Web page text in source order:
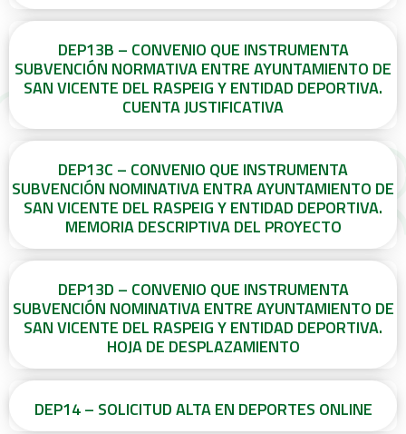
DEP13B – CONVENIO QUE INSTRUMENTA
SUBVENCIÓN NORMATIVA ENTRE AYUNTAMIENTO DE
SAN VICENTE DEL RASPEIG Y ENTIDAD DEPORTIVA.
CUENTA JUSTIFICATIVA
DEP13C – CONVENIO QUE INSTRUMENTA
SUBVENCIÓN NOMINATIVA ENTRA AYUNTAMIENTO DE
SAN VICENTE DEL RASPEIG Y ENTIDAD DEPORTIVA.
MEMORIA DESCRIPTIVA DEL PROYECTO
DEP13D – CONVENIO QUE INSTRUMENTA
SUBVENCIÓN NOMINATIVA ENTRE AYUNTAMIENTO DE
SAN VICENTE DEL RASPEIG Y ENTIDAD DEPORTIVA.
HOJA DE DESPLAZAMIENTO
DEP14 – SOLICITUD ALTA EN DEPORTES ONLINE